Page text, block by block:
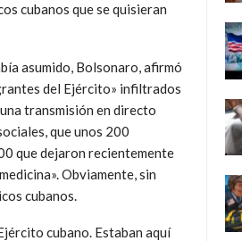
cubanos que se quisieran
asumido, Bolsonaro, afirmó
del Ejército» infiltrados
transmisión en directo
que unos 200
que dejaron recientemente
Obviamente, sin
cubanos.
cubano. Estaban aquí